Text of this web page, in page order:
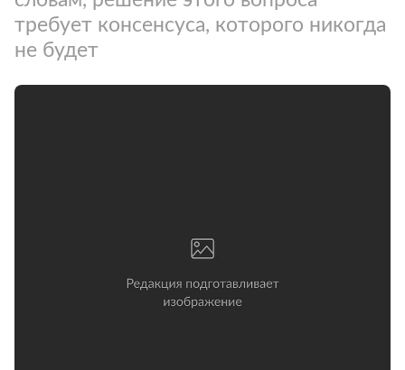
требует консенсуса, которого никогда
не будет